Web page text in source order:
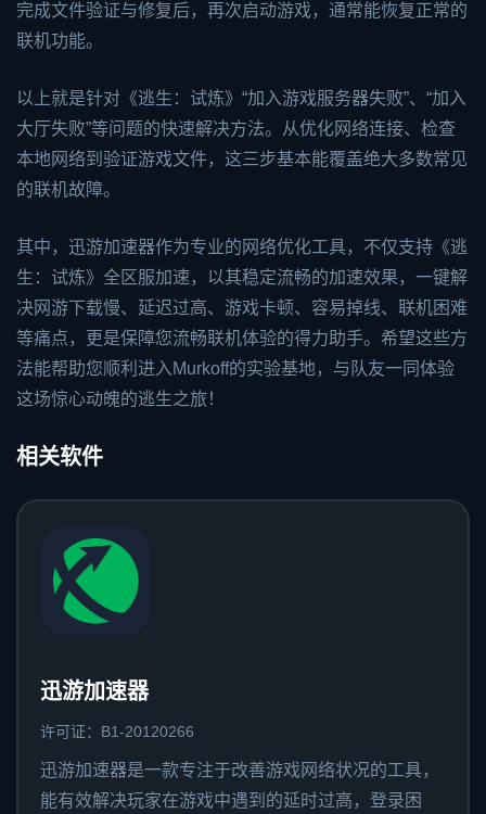
完成文件验证与修复后，再次启动游戏，通常能恢复正常的
联机功能。
以上就是针对《逃生：试炼》“加入游戏服务器失败”、“加入
大厅失败”等问题的快速解决方法。从优化网络连接、检查
本地网络到验证游戏文件，这三步基本能覆盖绝大多数常见
的联机故障。
其中，迅游加速器作为专业的网络优化工具，不仅支持《逃
生：试炼》全区服加速，以其稳定流畅的加速效果，一键解
决网游下载慢、延迟过高、游戏卡顿、容易掉线、联机困难
等痛点，更是保障您流畅联机体验的得力助手。希望这些方
法能帮助您顺利进入Murkoff的实验基地，与队友一同体验
这场惊心动魄的逃生之旅！
相关软件
迅游加速器
许可证：B1-20120266
迅游加速器是一款专注于改善游戏网络状况的工具，
能有效解决玩家在游戏中遇到的延时过高，登录困